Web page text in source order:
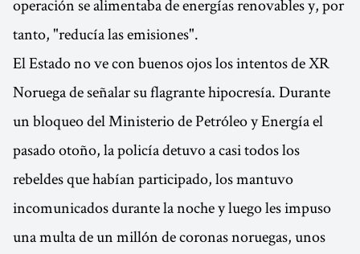
operación se alimentaba de energías renovables y, por
tanto, "reducía las emisiones".
El Estado no ve con buenos ojos los intentos de XR
Noruega de señalar su flagrante hipocresía. Durante
un bloqueo del Ministerio de Petróleo y Energía el
pasado otoño, la policía detuvo a casi todos los
rebeldes que habían participado, los mantuvo
incomunicados durante la noche y luego les impuso
una multa de un millón de coronas noruegas, unos